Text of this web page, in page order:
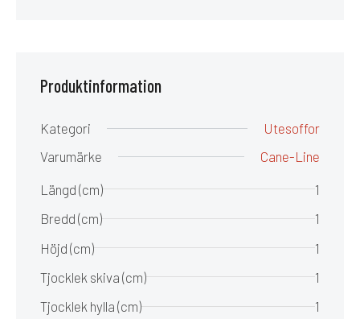
Produktinformation
Kategori
Utesoffor
Varumärke
Cane-Line
Längd (cm)
1
Bredd (cm)
1
Höjd (cm)
1
Tjocklek skiva (cm)
1
Tjocklek hylla (cm)
1